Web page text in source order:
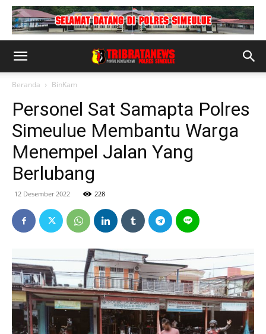
Beranda BinKam
Personel Sat Samapta Polres
Simeulue Membantu Warga
Menempel Jalan Yang
Berlubang
12 Desember 2022 228